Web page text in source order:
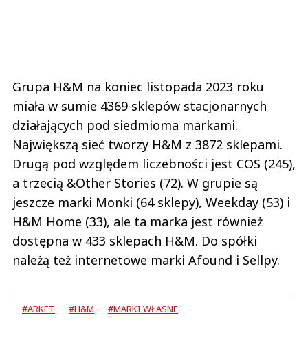
Grupa H&M na koniec listopada 2023 roku
miała w sumie 4369 sklepów stacjonarnych
działających pod siedmioma markami.
Największą sieć tworzy H&M z 3872 sklepami.
Drugą pod względem liczebności jest COS (245),
a trzecią &Other Stories (72). W grupie są
jeszcze marki Monki (64 sklepy), Weekday (53) i
H&M Home (33), ale ta marka jest również
dostępna w 433 sklepach H&M. Do spółki
należą też internetowe marki Afound i Sellpy.
#ARKET #H&M #MARKI WŁASNE